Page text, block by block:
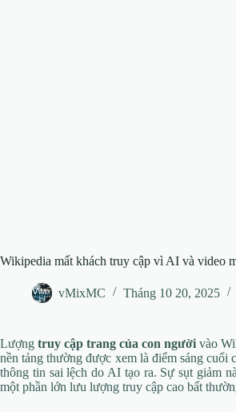
Wikipedia mất khách truy cập vì AI và video
vMixMC Tháng 10 20, 2025
Lượngtruy cập trang của con người vào
nền tảng thường được xem là điểm sáng
thông tin sai lệch do AI tạo ra. Sự sụt giảm
một phần lớn lưu lượng truy cập cao bất